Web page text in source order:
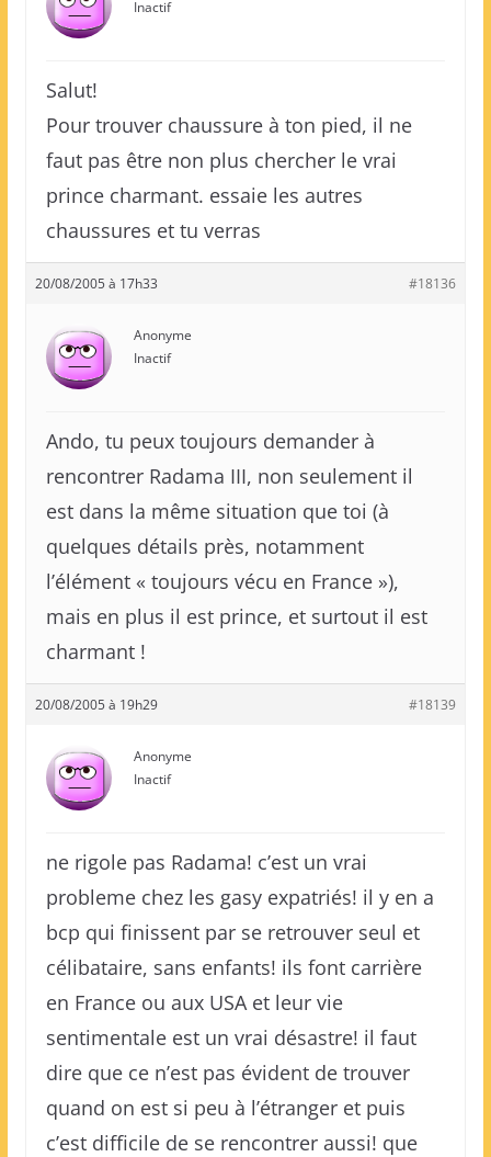
Inactif
Salut!
Pour trouver chaussure à ton pied, il ne
faut pas être non plus chercher le vrai
prince charmant. essaie les autres
chaussures et tu verras
20/08/2005 à 17h33 #18136
Anonyme
Inactif
Ando, tu peux toujours demander à
rencontrer Radama III, non seulement il
est dans la même situation que toi (à
quelques détails près, notamment
l’élément « toujours vécu en France »),
mais en plus il est prince, et surtout il est
charmant !
20/08/2005 à 19h29 #18139
Anonyme
Inactif
ne rigole pas Radama! c’est un vrai
probleme chez les gasy expatriés! il y en a
bcp qui finissent par se retrouver seul et
célibataire, sans enfants! ils font carrière
en France ou aux USA et leur vie
sentimentale est un vrai désastre! il faut
dire que ce n’est pas évident de trouver
quand on est si peu à l’étranger et puis
c’est difficile de se rencontrer aussi! que